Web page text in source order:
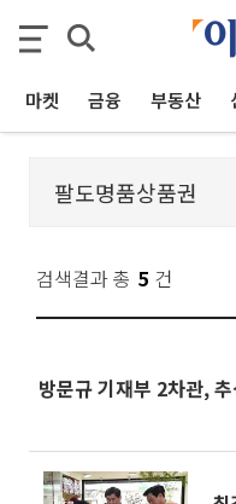
마켓 금융 부동산
검색결과 총 5 건
방문규 기재부 2차관,